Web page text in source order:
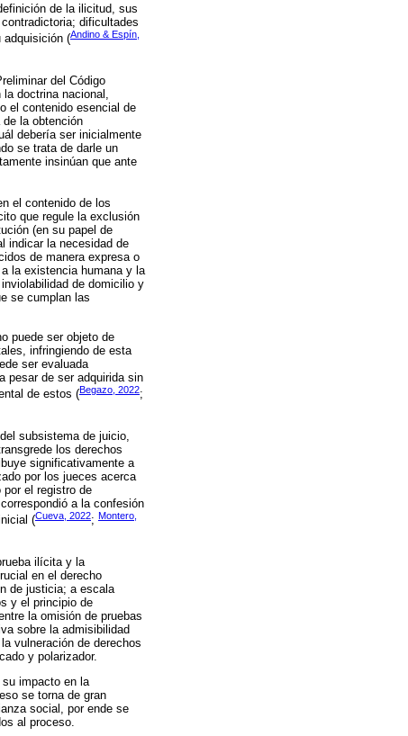
de la ilicitud, sus
dificultades
adquisición (Andino & Espín,
del Código
doctrina nacional,
el contenido esencial de
la obtención
debería ser inicialmente
se trata de darle un
insinúan que ante
el contenido de los
que regule la exclusión
(en su papel de
indicar la necesidad de
de manera expresa o
la existencia humana y la
de domicilio y
se cumplan las
puede ser objeto de
infringiendo de esta
ser evaluada
pesar de ser adquirida sin
de estos (Begazo, 2022;
subsistema de juicio,
los derechos
significativamente a
por los jueces acerca
el registro de
a la confesión
(Cueva, 2022; Montero,
ilícita y la
en el derecho
de justicia; a escala
y el principio de
la omisión de pruebas
sobre la admisibilidad
vulneración de derechos
y polarizador.
impacto en la
se torna de gran
social, por ende se
al proceso.